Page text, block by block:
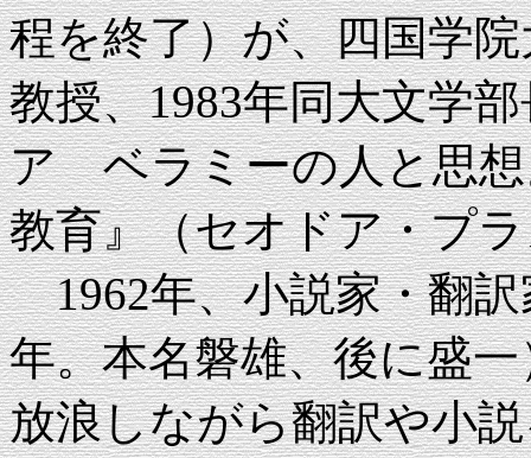
程を終了）が、四国学
教授、1983年同大文学
ア ベラミーの人と思想
教育』（セオドア・プ
1962年、小説家・翻訳
年。本名磐雄、後に盛
放浪しながら翻訳や小